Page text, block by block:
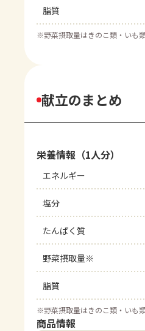
脂質
※野菜摂取量はきのこ類・いも
献立のまとめ
栄養情報（1人分）
エネルギー
塩分
たんぱく質
野菜摂取量※
脂質
※野菜摂取量はきのこ類・いも
商品情報